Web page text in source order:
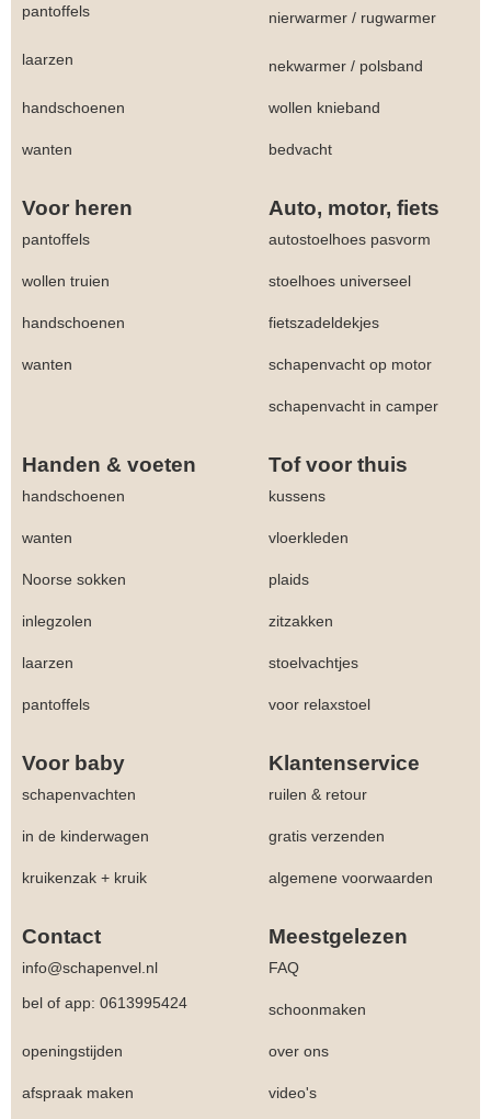
pantoffels nierwarmer / rugwarmer
laarzen nekwarmer / polsband
handschoenen wollen knieband
wanten bedvacht
Voor heren Auto, motor, fiets
pantoffels autostoelhoes pasvorm
wollen truien stoelhoes universeel
handschoenen fietszadeldekjes
wanten schapenvacht op motor
schapenvacht in camper
Handen & voeten Tof voor thuis
handschoenen kussens
wanten vloerkleden
Noorse sokken plaids
inlegzolen zitzakken
laarzen stoelvachtjes
pantoffels voor relaxstoel
Voor baby Klantenservice
schapenvachten ruilen & retour
in de kinderwagen gratis verzenden
kruikenzak + kruik algemene voorwaarden
Contact Meestgelezen
info@schapenvel.nl
FAQ
bel of app: 0613995424
schoonmaken
openingstijden over ons
afspraak maken video's